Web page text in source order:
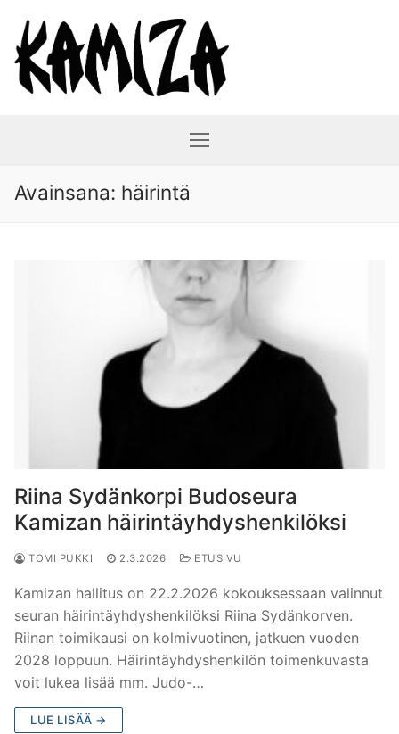
sisältöön
Avainsana: häirintä
Riina Sydänkorpi Budoseura
Kamizan häirintäyhdyshenkilöksi
TOMI PUKKI 2.3.2026 ETUSIVU
Kamizan hallitus on 22.2.2026 kokouksessaan valinnut
seuran häirintäyhdyshenkilöksi Riina Sydänkorven.
Riinan toimikausi on kolmivuotinen, jatkuen vuoden
2028 loppuun. Häirintäyhdyshenkilön toimenkuvasta
voit lukea lisää mm. Judo-…
LUE LISÄÄ →